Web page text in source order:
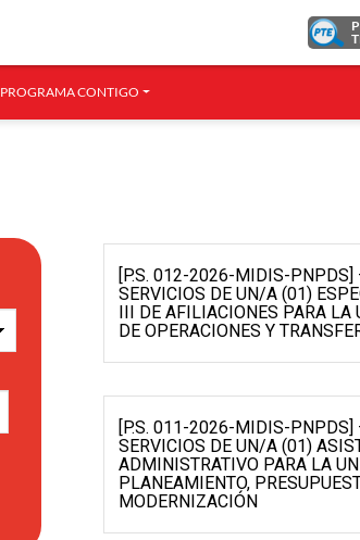
PROGRAMA CONTIGO
[P.S. 012-2026-MIDIS-PNPDS]
SERVICIOS DE UN/A (01)
III DE AFILIACIONES PARA LA
DE OPERACIONES Y
[P.S. 011-2026-MIDIS-PNPDS]
SERVICIOS DE UN/A (01)
ADMINISTRATIVO PARA LA
PLANEAMIENTO,
MODERNIZACIÓN